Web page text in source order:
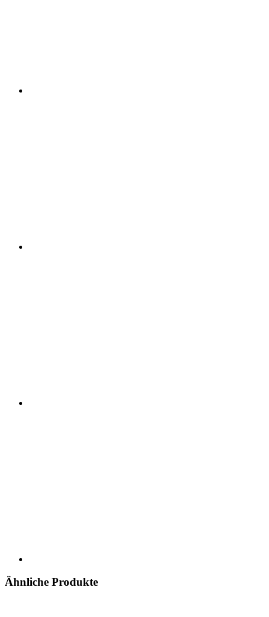
Ähnliche Produkte